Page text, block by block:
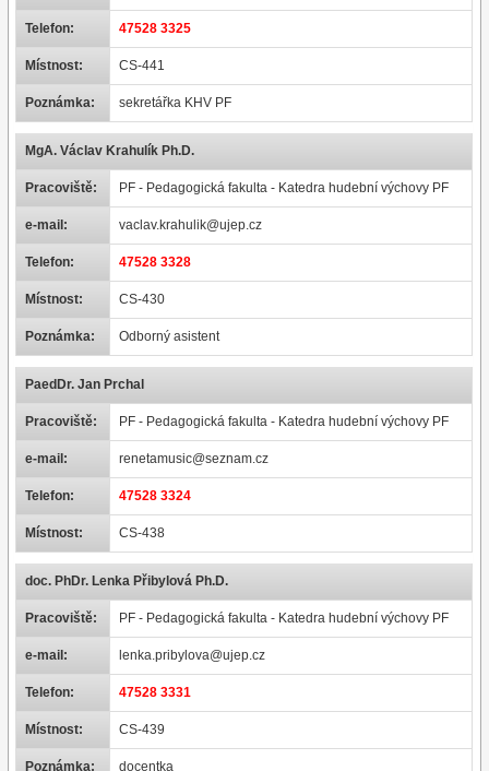
Telefon: 47528 3325
Místnost: CS-441
Poznámka: sekretářka KHV PF
MgA. Václav Krahulík Ph.D.
Pracoviště: PF - Pedagogická fakulta - Katedra hudební výchovy PF
e-mail: vaclav.krahulik@ujep.cz
Telefon: 47528 3328
Místnost: CS-430
Poznámka: Odborný asistent
PaedDr. Jan Prchal
Pracoviště: PF - Pedagogická fakulta - Katedra hudební výchovy PF
e-mail: renetamusic@seznam.cz
Telefon: 47528 3324
Místnost: CS-438
doc. PhDr. Lenka Přibylová Ph.D.
Pracoviště: PF - Pedagogická fakulta - Katedra hudební výchovy PF
e-mail: lenka.pribylova@ujep.cz
Telefon: 47528 3331
Místnost: CS-439
Poznámka: docentka